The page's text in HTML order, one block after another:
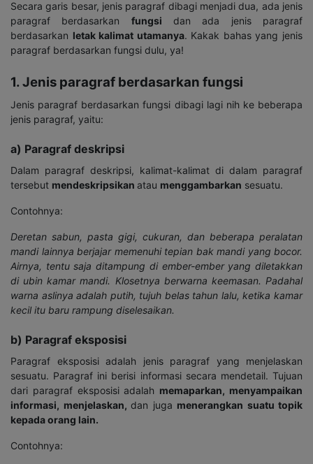
Secara garis besar, jenis paragraf dibagi menjadi dua, ada jenis
paragraf berdasarkan fungsi
dan ada jenis paragraf
berdasarkan letak kalimat utamanya. Kakak bahas yang jenis
paragraf berdasarkan fungsi dulu, ya!
1. Jenis paragraf berdasarkan fungsi
Jenis paragraf berdasarkan fungsi dibagi lagi nih ke beberapa
jenis paragraf, yaitu:
a) Paragraf deskripsi
Dalam paragraf deskripsi, kalimat-kalimat di dalam paragraf
tersebut mendeskripsikan atau menggambarkan sesuatu.
Contohnya:
Deretan sabun, pasta gigi, cukuran, dan beberapa peralatan
mandi lainnya berjajar memenuhi tepian bak mandi yang bocor.
Airnya, tentu saja ditampung di ember-ember yang diletakkan
di ubin kamar mandi. Klosetnya berwarna keemasan. Padahal
warna aslinya adalah putih, tujuh belas tahun lalu, ketika kamar
kecil itu baru rampung diselesaikan.
b) Paragraf eksposisi
Paragraf eksposisi adalah jenis paragraf yang menjelaskan
sesuatu. Paragraf ini berisi informasi secara mendetail. Tujuan
dari paragraf eksposisi adalah memaparkan, menyampaikan
informasi, menjelaskan, dan juga menerangkan suatu topik
kepada orang lain.
Contohnya: